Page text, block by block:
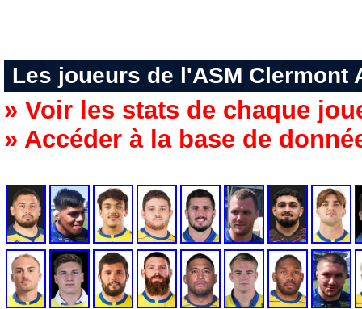
Les joueurs de l'ASM Clermont
» Voir les stats de chaque
» Accéder à la base de